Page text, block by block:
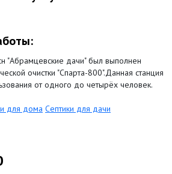
"Абрамцевские дачи" был выполнен
очистки "Спарта-800".Данная станция
от одного до четырёх человек.
для дома Септики для дачи